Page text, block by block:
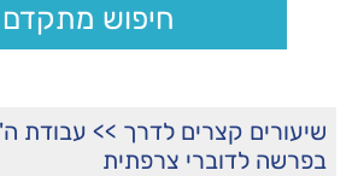
שיעורים קצרים לדרך >> עבודת ה'
בפרשה לדוברי צרפתית
חיפוש מתקדם